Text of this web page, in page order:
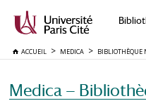
ACCUEIL MEDICA BIBLIOTHÈQUE
Medica —